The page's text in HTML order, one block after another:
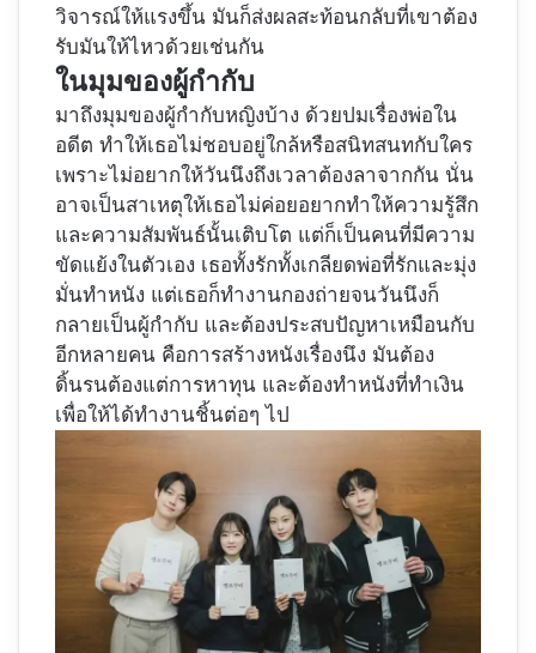
วิจารณ์ให้แรงขึ้น มันก็ส่งผลสะท้อนกลับที่เขาต้อง
รับมันให้ไหวด้วยเช่นกัน
ในมุมของผู้กำกับ
มาถึงมุมของผู้กำกับหญิงบ้าง ด้วยปมเรื่องพ่อใน
อดีต ทำให้เธอไม่ชอบอยู่ใกล้หรือสนิทสนทกับใคร
เพราะไม่อยากให้วันนึงถึงเวลาต้องลาจากกัน นั่น
อาจเป็นสาเหตุให้เธอไม่ค่อยอยากทำให้ความรู้สึก
และความสัมพันธ์นั้นเติบโต แต่ก็เป็นคนที่มีความ
ขัดแย้งในตัวเอง เธอทั้งรักทั้งเกลียดพ่อที่รักและมุ่ง
มั่นทำหนัง แต่เธอก็ทำงานกองถ่ายจนวันนึงก็
กลายเป็นผู้กำกับ และต้องประสบปัญหาเหมือนกับ
อีกหลายคน คือการสร้างหนังเรื่องนึง มันต้อง
ดิ้นรนต้องแต่การหาทุน และต้องทำหนังที่ทำเงิน
เพื่อให้ได้ทำงานชิ้นต่อๆ ไป